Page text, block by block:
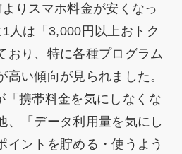
りスマホ料金が安くなっ
人は「3,000円以上おトク
おり、特に各種プログラム
高い傾向が見られました。
「携帯料金を気にしなくな
、「データ利用量を気にし
イントを貯める・使うよう